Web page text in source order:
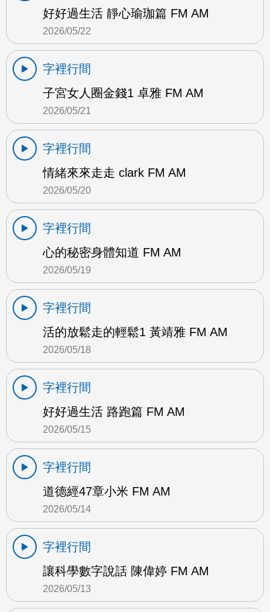
好好過生活 靜心瑜珈篇 FM AM
2026/05/22
字裡行間
子宮女人圈金錢1 卓雅 FM AM
2026/05/21
字裡行間
情緒來來走走 clark FM AM
2026/05/20
字裡行間
心的秘密身體知道 FM AM
2026/05/19
字裡行間
活的放鬆走的輕鬆1 黃靖雅 FM AM
2026/05/18
字裡行間
好好過生活 路跑篇 FM AM
2026/05/15
字裡行間
道德經47章小米 FM AM
2026/05/14
字裡行間
讓科學數字說話 陳偉婷 FM AM
2026/05/13